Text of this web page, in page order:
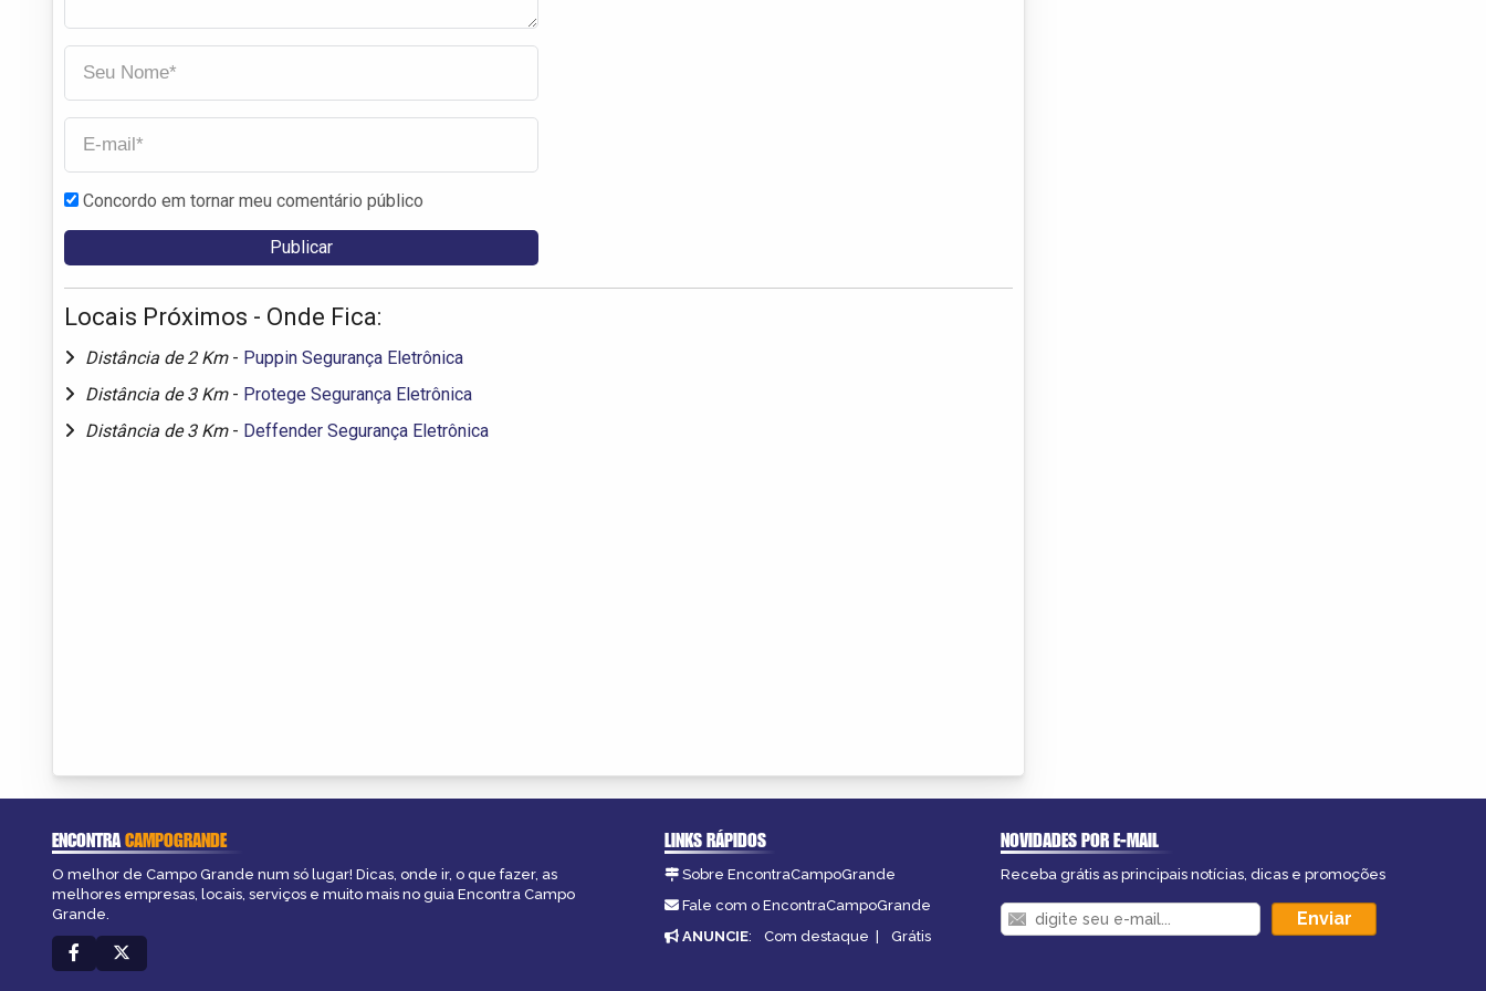
Concordo em tornar meu comentário público
Locais Próximos - Onde Fica:
Distância de 2 Km - Puppin Segurança Eletrônica
Distância de 3 Km - Protege Segurança Eletrônica
Distância de 3 Km - Deffender Segurança Eletrônica
ENCONTRACAMPOGRANDE
O melhor de Campo Grande num só lugar! Dicas, onde ir, o que fazer, as
melhores empresas, locais, serviços e muito mais no guia Encontra Campo
Grande.
LINKS RÁPIDOS
Sobre EncontraCampoGrande
Fale com o EncontraCampoGrande
ANUNCIE: Com destaque | Grátis
NOVIDADES POR E-MAIL
Receba grátis as principais notícias, dicas e promoções